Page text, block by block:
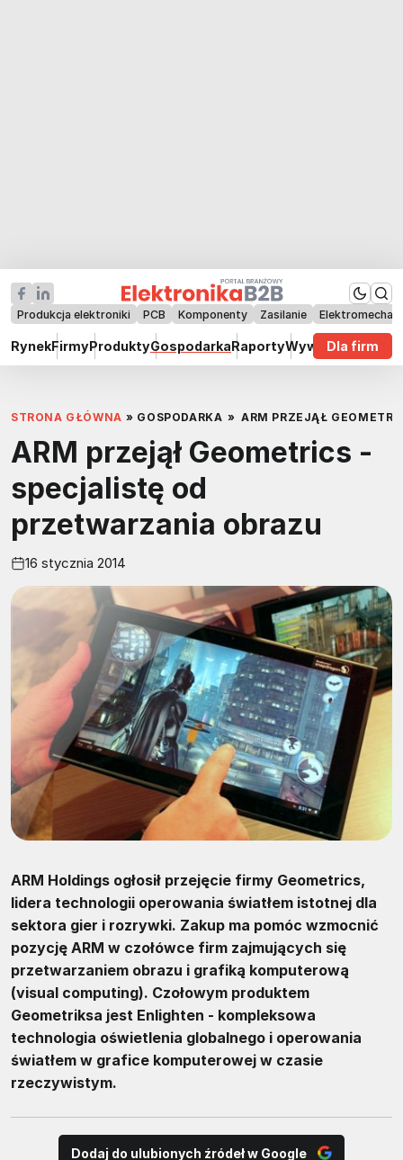
Produkcja elektroniki PCB Komponenty Zasilanie
RynekFirmyProduktyGospodarkaRaportyWywiadyDla firm
STRONA GŁÓWNA » GOSPODARKA » ARM PRZEJĄŁ
ARM przejął Geometrics -
specjalistę od
przetwarzania obrazu
16 stycznia 2014
ARM Holdings ogłosił przejęcie firmy Geometrics,
lidera technologii operowania światłem istotnej dla
sektora gier i rozrywki. Zakup ma pomóc wzmocnić
pozycję ARM w czołówce firm zajmujących się
przetwarzaniem obrazu i grafiką komputerową
(visual computing). Czołowym produktem
Geometriksa jest Enlighten - kompleksowa
technologia oświetlenia globalnego i operowania
światłem w grafice komputerowej w czasie
rzeczywistym.
Dodaj do ulubionych źródeł w Google